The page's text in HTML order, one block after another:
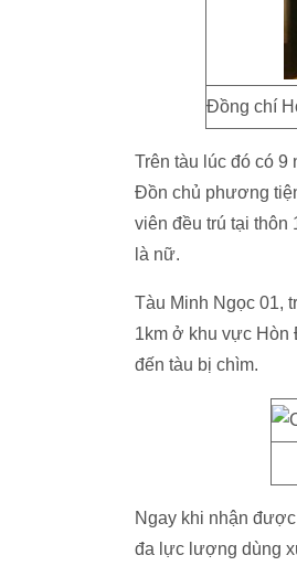
Đồng chí
Trên tàu lúc đó có 9
Đồn chủ phương
viên đều trú tại
là nữ.
Tàu Minh Ngọc 01,
1km ở khu vực Hòn
đến tàu bị chìm.
Ngay khi nhận
đa lực lượng dùng